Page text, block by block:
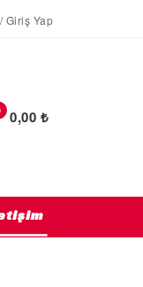
Giriş Yap
0,00 ₺